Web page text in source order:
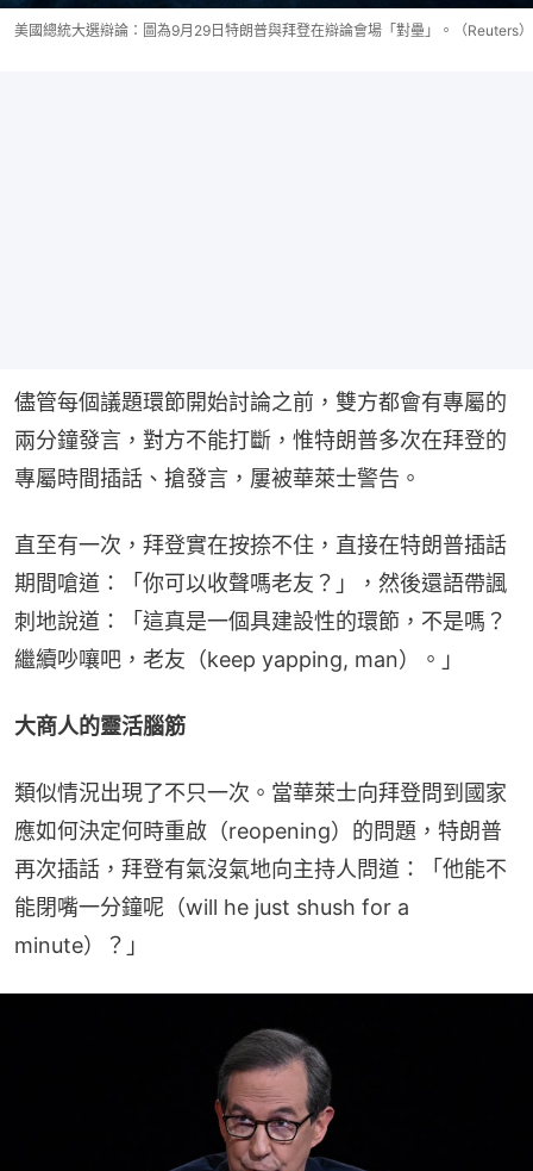
美國總統大選辯論：圖為9月29日特朗普與拜登在辯論會場「對壘」。（Reuters）
儘管每個議題環節開始討論之前，雙方都會有專屬的
兩分鐘發言，對方不能打斷，惟特朗普多次在拜登的
專屬時間插話、搶發言，屢被華萊士警告。
直至有一次，拜登實在按捺不住，直接在特朗普插話
期間嗆道：「你可以收聲嗎老友？」，然後還語帶諷
刺地說道：「這真是一個具建設性的環節，不是嗎？
繼續吵嚷吧，老友（keep yapping, man）。」
大商人的靈活腦筋
類似情況出現了不只一次。當華萊士向拜登問到國家
應如何決定何時重啟（reopening）的問題，特朗普
再次插話，拜登有氣沒氣地向主持人問道：「他能不
能閉嘴一分鐘呢（will he just shush for a
minute）？」